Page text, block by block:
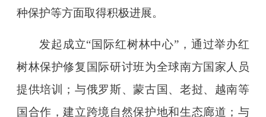
种保护等方面取得积极进展。
发起成立“国际红树林中心”，通过举办红
树林保护修复国际研讨班为全球南方国家人员
提供培训；与俄罗斯、蒙古国、老挝、越南等
国合作，建立跨境自然保护地和生态廊道；与